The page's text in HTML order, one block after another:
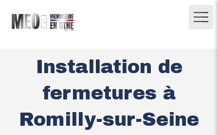
Installation de
fermetures à
Romilly-sur-Seine